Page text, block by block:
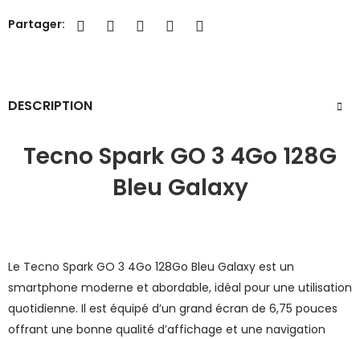
Partager:
DESCRIPTION
Tecno Spark GO 3 4Go 128G
Bleu Galaxy
Le Tecno Spark GO 3 4Go 128Go Bleu Galaxy est un
smartphone moderne et abordable, idéal pour une utilisation
quotidienne. Il est équipé d’un grand écran de 6,75 pouces
offrant une bonne qualité d’affichage et une navigation